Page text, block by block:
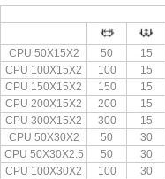
CPU 50X15X2
50 15
CPU 100X15X2
100 15
CPU 150X15X2
150 15
CPU 200X15X2
200 15
CPU 300X15X2
300 15
CPU 50X30X2
50 30
CPU 50X30X2.5
50 30
CPU 100X30X2
100 30